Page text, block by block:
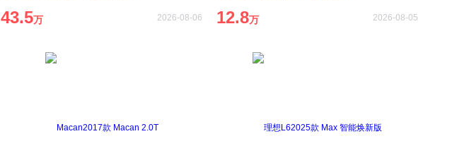
43.5万 2026-08-06 12.8万 2026-08-05